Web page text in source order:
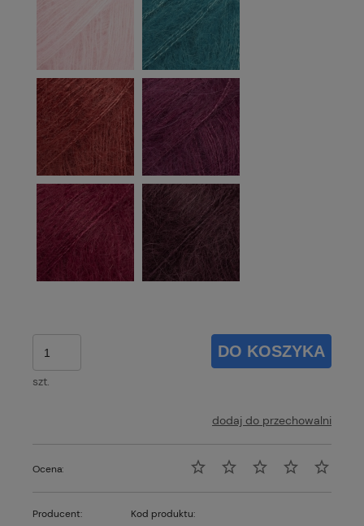
szt.
DO KOSZYKA
dodaj do przechowalni
Ocena:
Producent: Kod produktu: